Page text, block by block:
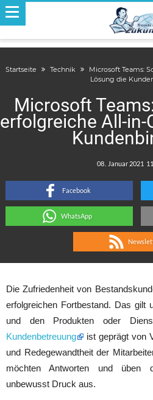
Startseite Technik
Microsoft Teams:
Lösung die
Microsoft
erfolgreiche All-in-
Facebook
WhatsApp
Die Zufriedenheit von
erfolgreichen Fortbestand. Das gilt
und den Produkten oder
Kundenbetreuung
ist geprägt von
und Redegewandtheit der
möchten Antworten und üben
unbewusst Druck aus.